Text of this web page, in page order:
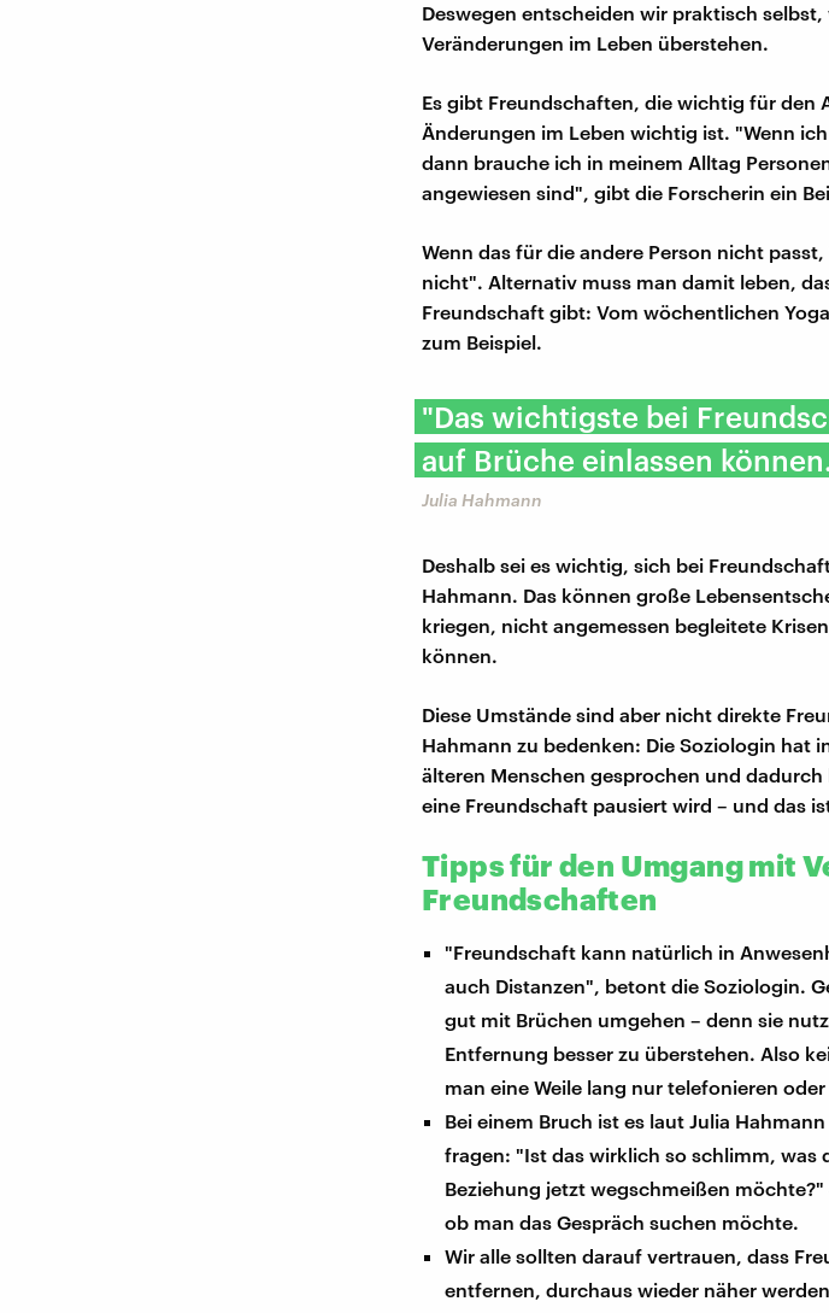
Deswegen entscheiden wir praktisch
Veränderungen im Leben überstehen.
Es gibt Freundschaften, die wichtig für den
Änderungen im Leben wichtig ist. "Wenn
dann brauche ich in meinem Alltag
angewiesen sind", gibt die Forscherin ein
Wenn das für die andere Person nicht
nicht". Alternativ muss man damit leben,
Freundschaft gibt: Vom wöchentlichen
zum Beispiel.
"Das wichtigste bei
auf Brüche einlassen
Julia Hahmann
Deshalb sei es wichtig, sich bei
Hahmann. Das können große
kriegen, nicht angemessen begleitete
können.
Diese Umstände sind aber nicht direkte
Hahmann zu bedenken: Die Soziologin hat
älteren Menschen gesprochen und
eine Freundschaft pausiert wird – und das
Tipps für den Umgang mit
Freundschaften
"Freundschaft kann natürlich in
auch Distanzen", betont die Soziologin.
gut mit Brüchen umgehen – denn sie
Entfernung besser zu überstehen. Also
man eine Weile lang nur telefonieren
Bei einem Bruch ist es laut Julia
fragen: "Ist das wirklich so schlimm, was
Beziehung jetzt wegschmeißen
ob man das Gespräch suchen möchte.
Wir alle sollten darauf vertrauen, dass
entfernen, durchaus wieder näher